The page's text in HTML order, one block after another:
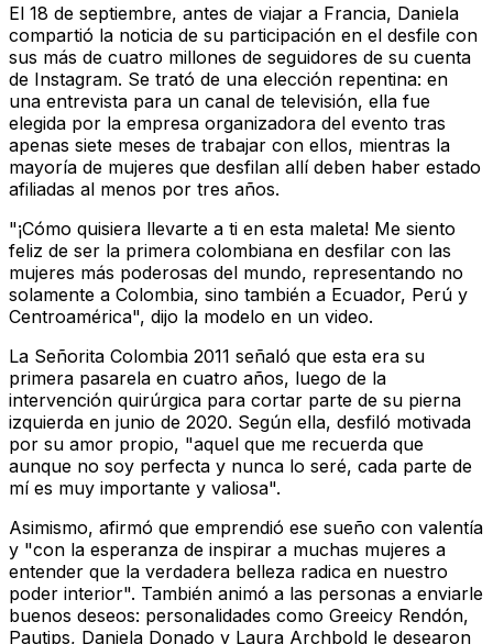
El 18 de septiembre, antes de viajar a Francia, Daniela
compartió la noticia de su participación en el desfile con
sus más de cuatro millones de seguidores de su cuenta
de Instagram. Se trató de una elección repentina: en
una entrevista para un canal de televisión, ella fue
elegida por la empresa organizadora del evento tras
apenas siete meses de trabajar con ellos, mientras la
mayoría de mujeres que desfilan allí deben haber estado
afiliadas al menos por tres años.
"¡Cómo quisiera llevarte a ti en esta maleta! Me siento
feliz de ser la primera colombiana en desfilar con las
mujeres más poderosas del mundo, representando no
solamente a Colombia, sino también a Ecuador, Perú y
Centroamérica", dijo la modelo en un video.
La Señorita Colombia 2011 señaló que esta era su
primera pasarela en cuatro años, luego de la
intervención quirúrgica para cortar parte de su pierna
izquierda en junio de 2020. Según ella, desfiló motivada
por su amor propio, "aquel que me recuerda que
aunque no soy perfecta y nunca lo seré, cada parte de
mí es muy importante y valiosa".
Asimismo, afirmó que emprendió ese sueño con valentía
y "con la esperanza de inspirar a muchas mujeres a
entender que la verdadera belleza radica en nuestro
poder interior". También animó a las personas a enviarle
buenos deseos: personalidades como Greeicy Rendón,
Pautips, Daniela Donado y Laura Archbold le desearon